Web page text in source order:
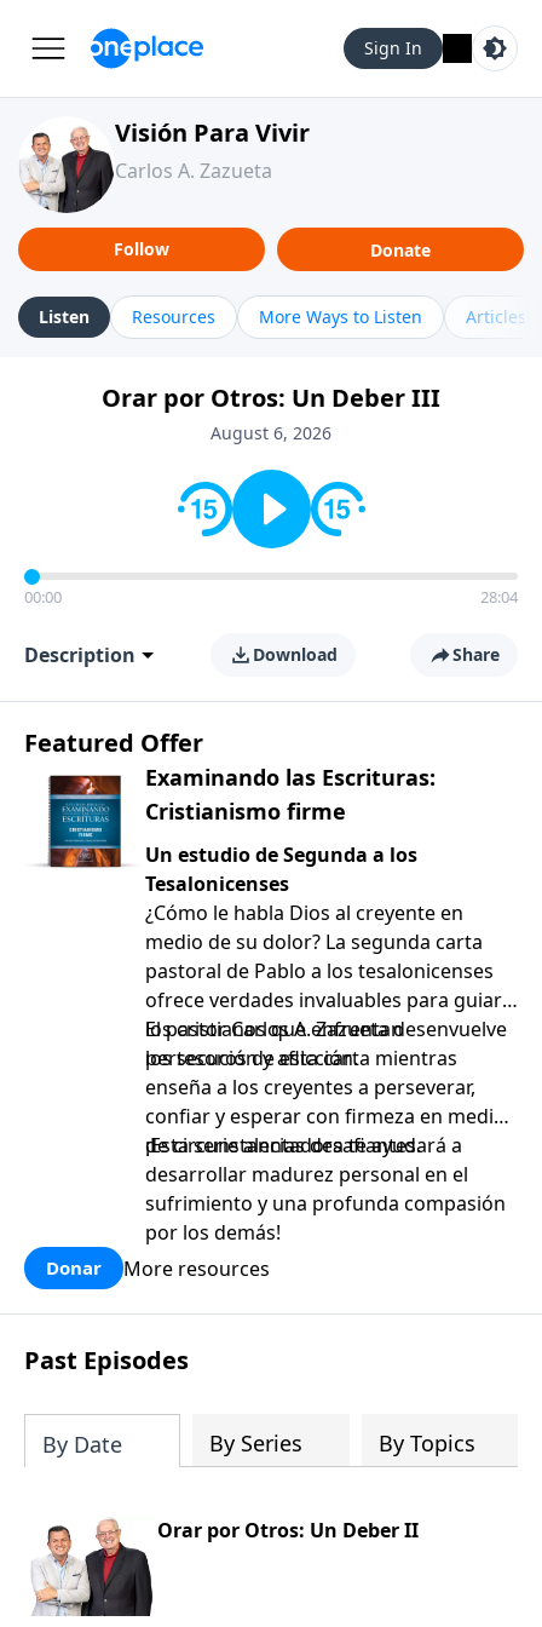
Sign In
Visión Para Vivir
Carlos A. Zazueta
Follow Donate
Listen Resources More Ways to Listen Articles
Orar por Otros: Un Deber III
August 6, 2026
00:00 28:04
Description Download Share
Featured Offer
Examinando las Escrituras:
Cristianismo firme
Un estudio de Segunda a los
Tesalonicenses
¿Cómo le habla Dios al creyente en
medio de su dolor? La segunda carta
pastoral de Pablo a los tesalonicenses
ofrece verdades invaluables para guiar a
los cristianos que enfrentan
persecución y aflicción.
El pastor Carlos A. Zazueta desenvuelve
los tesoros de esta carta mientras
enseña a los creyentes a perseverar,
confiar y esperar con firmeza en medio
de circunstancias desafiantes.
¡Esta serie alentadora te ayudará a
desarrollar madurez personal en el
sufrimiento y una profunda compasión
por los demás!
Donar More resources
Past Episodes
By Date By Series By Topics
Orar por Otros: Un Deber II